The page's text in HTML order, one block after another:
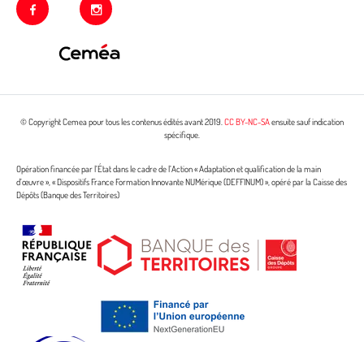
facebook instagram
© Copyright Cemea pour tous les contenus édités avant 2019.CC BY-NC-SAensuite sauf indication
spécifique.
Opération financée par l’État dans le cadre de l’Action « Adaptation et qualification de la main
d’œuvre », « Dispositifs France Formation Innovante NUMérique (DEFFINUM) », opéré par la Caisse des
Dépôts (Banque des Territoires)